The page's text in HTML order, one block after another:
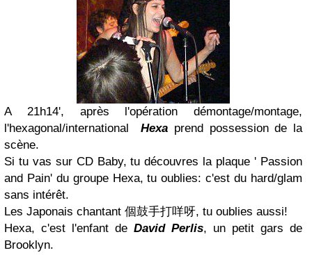
A 21h14', après l'opération démontage/montage,
l'hexagonal/international
Hexa prend possession de la
scène.
Si tu vas sur CD Baby, tu découvres la plaque ' Passion
and Pain' du groupe Hexa, tu oublies: c'est du hard/glam
sans intérêt.
Les Japonais chantant 個鼓手打咩呀, tu oublies aussi!
Hexa, c'est l'enfant de David Perlis, un petit gars de
Brooklyn.